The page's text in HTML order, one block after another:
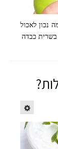
נכון לאכול
בשרית כבדה